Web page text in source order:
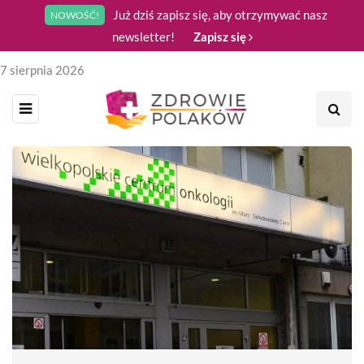
NOWOŚĆ!
Już dziś zapisz się, aby otrzymywać nasz
newsletter!
Zapisz się
7 sierpnia 2026